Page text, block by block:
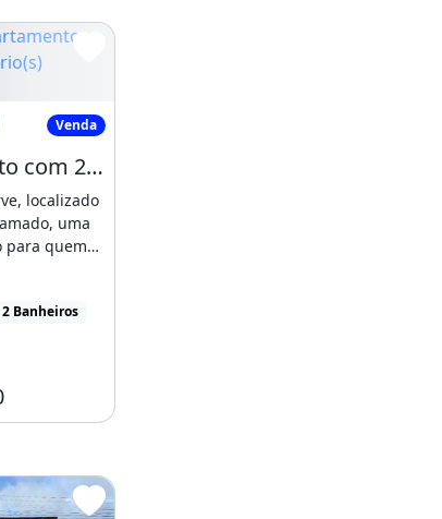
com 2 Dormitorio(s) localizado(a)
Venda
Apartamento com 2 Dormitorio(s) localizado(a) no bairro Centro em Gramado / Acre
localizado
uma
para quem
2 Banheiros